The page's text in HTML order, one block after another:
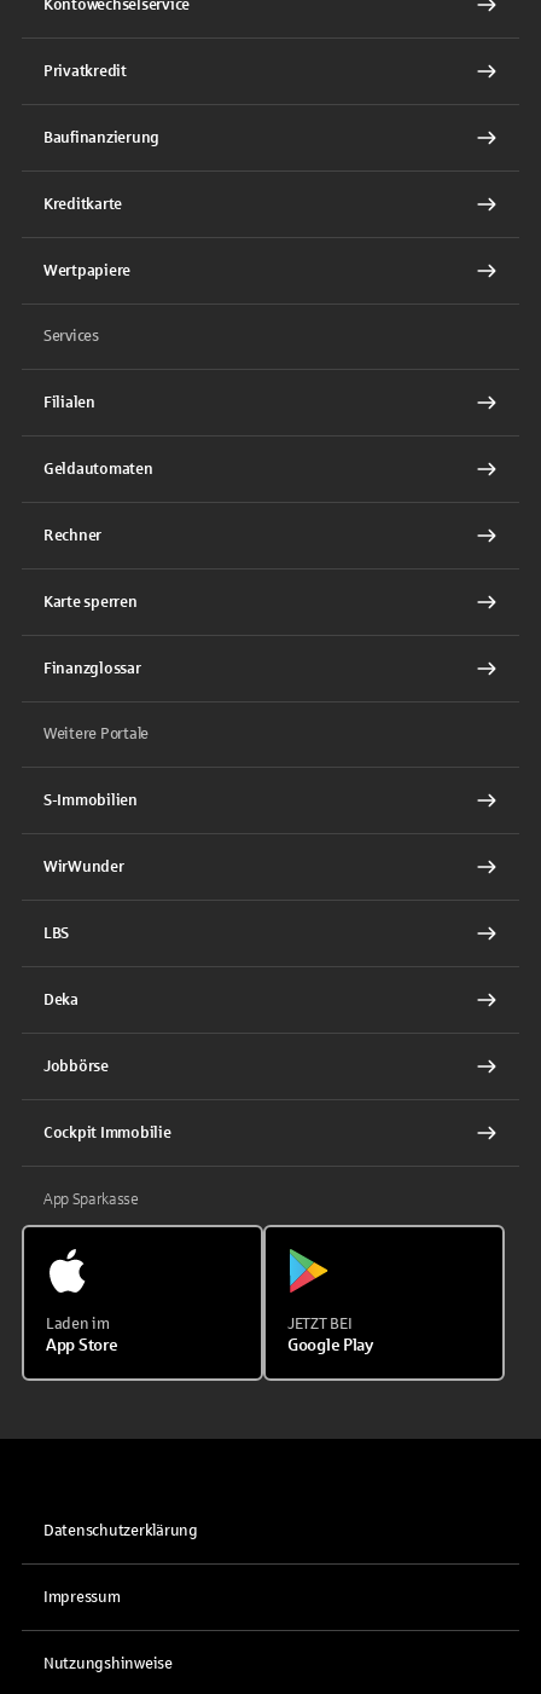
Kontowechselservice
Privatkredit
Baufinanzierung
Kreditkarte
Wertpapiere
Services
Filialen
Geldautomaten
Rechner
Karte sperren
Finanzglossar
Weitere Portale
S-Immobilien
WirWunder
LBS
Deka
Jobbörse
Cockpit Immobilie
App Sparkasse
Laden im
App Store
JETZT BEI
Google Play
Datenschutzerklärung
Impressum
Nutzungshinweise